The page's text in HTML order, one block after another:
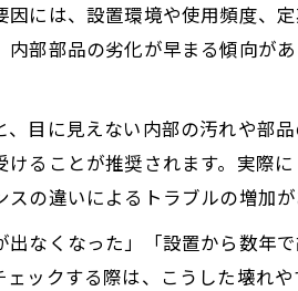
には、設置環境や使用頻度、
部部品の劣化が早まる傾向が
目に見えない内部の汚れや部
ることが推奨されます。実際
の違いによるトラブルの増加が
なくなった」「設置から数年
ックする際は、こうした壊れや